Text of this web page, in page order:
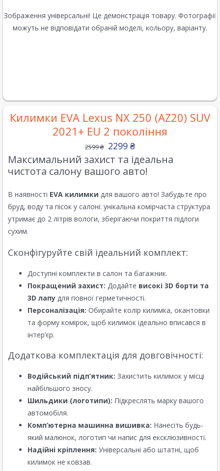
Зображення універсальні! Це демонстрація товару. Фотографії
можуть не відповідати обраній моделі, кольору, варіанту.
Килимки EVA Lexus NX 250 (AZ20) SUV
2021+ EU 2 покоління
2599₴ 2299 ₴
Максимальний захист та ідеальна
чистота салону вашого авто!
В наявності EVA килимки для вашого авто! Забудьте про
бруд, воду та пісок у салоні: унікальна комірчаста структура
утримає до 2 літрів вологи, зберігаючи покриття підлоги
сухим.
Сконфігуруйте свій ідеальний комплект:
Доступні комплекти в салон та багажник.
Покращений захист: Додайте високі 3D борти та
3D лапу для повної герметичності.
Персоналізація: Обирайте колір килимка, окантовки
та форму комірок, щоб килимок ідеально вписався в
інтер’єр.
Додаткова комплектація для довговічності:
Водійський підп’ятник: Захистить килимок у місці
найбільшого зносу.
Шильдики (логотипи): Підкреслять марку вашого
автомобіля.
Комп’ютерна машинна вишивка: Нанесіть будь-
який малюнок, логотип чи напис для ексклюзивності.
Надійні кріплення: Універсальні або штатні, щоб
килимок не ковзав.